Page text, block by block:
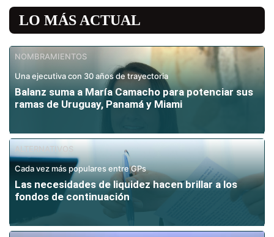
LO MÁS ACTUAL
NOMBRAMIENTOS
Una ejecutiva con 30 años de trayectoria
Balanz suma a María Camacho para potenciar sus
ramas de Uruguay, Panamá y Miami
ALTERNATIVOS
Cada vez más populares entre GPs
Las necesidades de liquidez hacen brillar a los
fondos de continuación